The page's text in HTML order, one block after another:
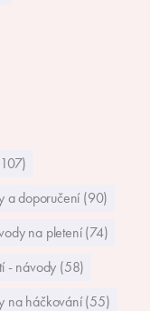
a doporučení (90)
na pletení (74)
- návody (58)
na háčkování (55)